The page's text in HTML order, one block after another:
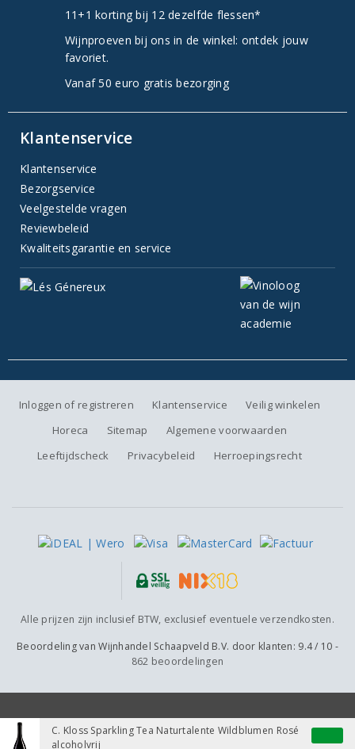
C. Kloss Sparkling Tea Naturtalente Wildblumen Rosé
alcoholvrij
11+1 korting bij 12 dezelfde flessen*
Wijnproeven bij ons in de winkel: ontdek jouw
favoriet.
Vanaf 50 euro gratis bezorging
Klantenservice
Klantenservice
Bezorgservice
Veelgestelde vragen
Reviewbeleid
Kwaliteitsgarantie en service
Inloggen of registreren Klantenservice
Veilig winkelen
Horeca
Sitemap
Algemene voorwaarden
Leeftijdscheck
Privacybeleid Herroepingsrecht
Alle prijzen zijn inclusief BTW, exclusief eventuele verzendkosten.
Beoordeling vanWijnhandel Schaapveld B.V. door klanten: 9.4/ 10 -
862 beoordelingen